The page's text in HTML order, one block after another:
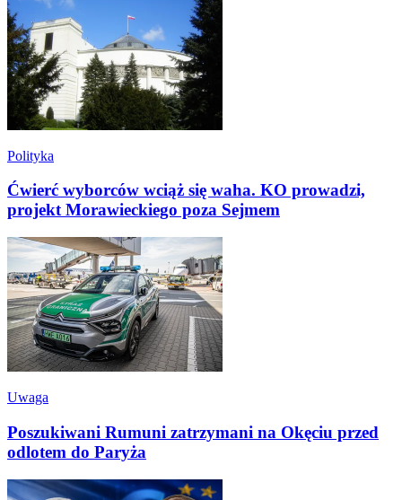
Polityka
Ćwierć wyborców wciąż się waha. KO prowadzi,
projekt Morawieckiego poza Sejmem
Uwaga
Poszukiwani Rumuni zatrzymani na Okęciu przed
odlotem do Paryża